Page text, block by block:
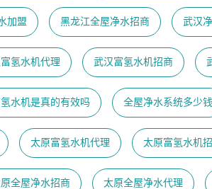
加盟 黑龙江全屋净水招商 武汉
氢水机代理 武汉富氢水机招商
水机是真的有效吗 全屋净水系统多少钱
太原富氢水机代理 太原富氢水机
全屋净水招商 太原全屋净水代理